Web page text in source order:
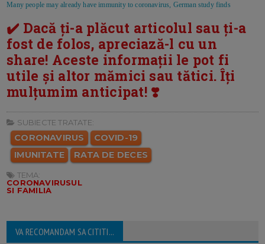
Many people may already have immunity to coronavirus, German study finds
✔️ Dacă ți-a plăcut articolul sau ți-a
fost de folos, apreciază-l cu un
share! Aceste informații le pot fi
utile și altor mămici sau tătici. Îți
mulțumim anticipat! ❣️
SUBIECTE TRATATE:
CORONAVIRUS
COVID-19
IMUNITATE
RATA DE DECES
TEMA:
CORONAVIRUSUL
SI FAMILIA
VA RECOMANDAM SA CITITI...